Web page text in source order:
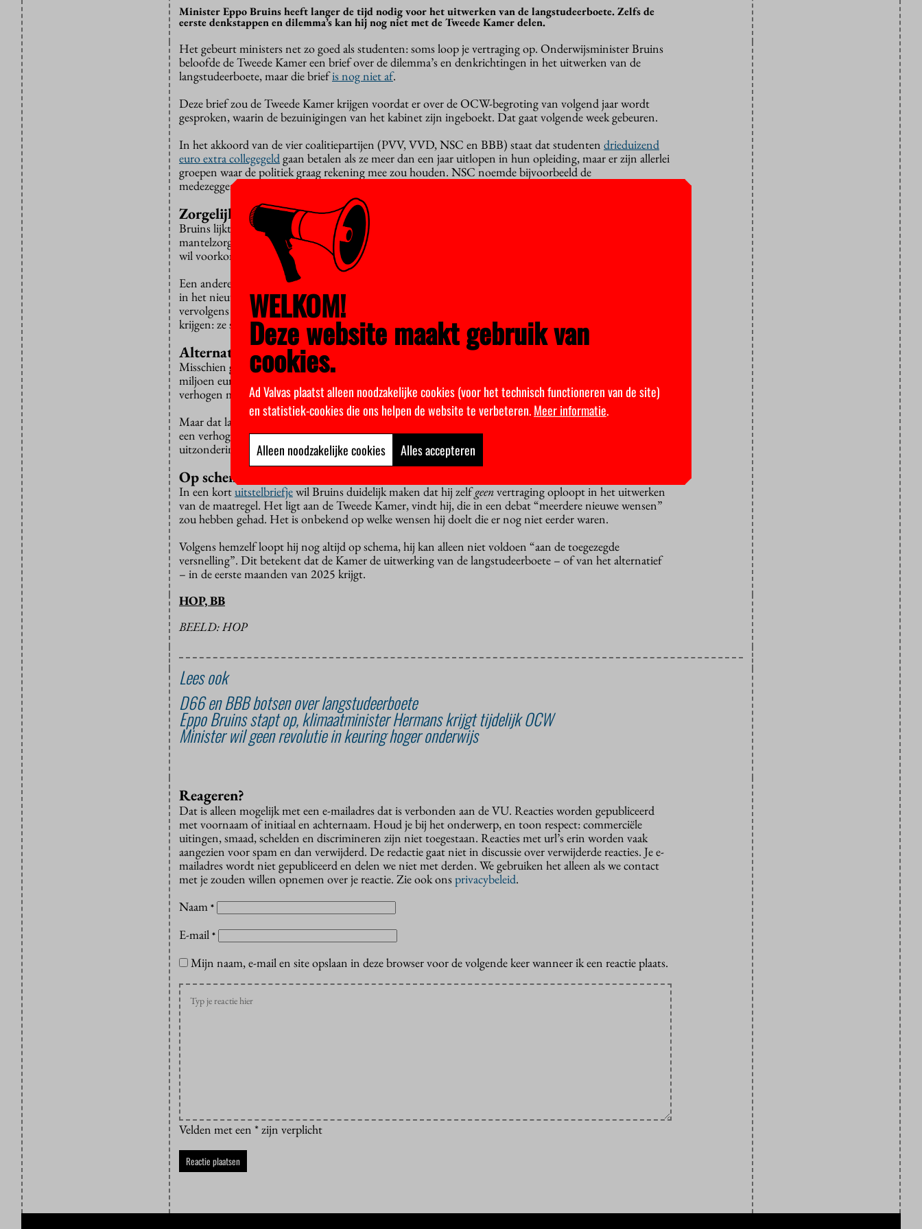
Minister Eppo Bruins heeft langer de tijd nodig voor het uitwerken van de langstudeerboete. Zelfs de
eerste denkstappen en dilemma’s kan hij nog niet met de Tweede Kamer delen.
Het gebeurt ministers net zo goed als studenten: soms loop je vertraging op. Onderwijsminister Bruins
beloofde de Tweede Kamer een brief over de dilemma’s en denkrichtingen in het uitwerken van de
langstudeerboete, maar die briefis nog niet af.
Deze brief zou de Tweede Kamer krijgen voordat er over de OCW-begroting van volgend jaar wordt
gesproken, waarin de bezuinigingen van het kabinet zijn ingeboekt. Dat gaat volgende week gebeuren.
In het akkoord van de vier coalitiepartijen (PVV, VVD, NSC en BBB) staat dat studenten drieduizend
euro extra collegegeld gaan betalen als ze meer dan een jaar uitlopen in hun opleiding, maar er zijn allerlei
groepen waar de politiek graag rekening mee zou houden. NSC noemde bijvoorbeeld de
medezeggenschappers.
Zorgelijke verhalen
Bruins lijkt zelf ook met de boete in zijn maag te zitten. Hij hoorde “echt zorgelijke verhalen” van
mantelzorgers en studenten uit armere gezinnen, die vaker dan anderen studievertraging oplopen. Hij
wil voorkomen dat zijn beleid “disproportioneel en hardvochtig” uitpakt.
Een andere veelvoorkomende oorzaak van studievertraging is een verkeerde studiekeuze. Gisteren kwam
in het nieuws dat prinses Alexia van opleiding is gewisseld; het kan iedereen overkomen. Als ze
vervolgens iets langer over haar scriptie doet, dan is ze al een langstudeerder. (Een boete zal ze niet
krijgen: ze studeert in Engeland.)
Alternatief
Misschien gaat de hele boete niet door. Bruins zoekt naar een
miljoen euro per jaar, bleek eerder deze maand. Een van de mogelijkheden: het collegegeld voor iedereen
verhogen met zo’n 350 euro. Of hij gooit alleen het collegegeld voor buitenlandse studenten omhoog.
Maar dat laatste is vrijwel onmogelijk als ze uit Europa komen. Je zou het dan indirect moeten doen met
een verhoging van het collegegeld voor anderstalige opleidingen – en dan misschien weer een
uitzondering voor bèta en techniek?
Op schema
In een kortuitstelbriefjewil Bruins duidelijk maken dat hij zelfgeenvertraging oploopt in het uitwerken
van de maatregel. Het ligt aan de Tweede Kamer, vindt hij, die in een debat “meerdere nieuwe wensen”
zou hebben gehad. Het is onbekend op welke wensen hij doelt die er nog niet eerder waren.
Volgens hemzelf loopt hij nog altijd op schema, hij kan alleen niet voldoen “aan de toegezegde
versnelling”. Dit betekent dat de Kamer de uitwerking van de langstudeerboete – of van het alternatief
– in de eerste maanden van 2025 krijgt.
HOP, BB
BEELD: HOP
Lees ook
D66 en BBB botsen over langstudeerboete
Eppo Bruins stapt op, klimaatminister Hermans krijgt tijdelijk OCW
Minister wil geen revolutie in keuring hoger onderwijs
Reageren?
Dat is alleen mogelijk met een e-mailadres dat is verbonden aan de VU. Reacties worden gepubliceerd
met voornaam of initiaal en achternaam. Houd je bij het onderwerp, en toon respect: commerciële
uitingen, smaad, schelden en discrimineren zijn niet toegestaan. Reacties met url’s erin worden vaak
aangezien voor spam en dan verwijderd. De redactie gaat niet in discussie over verwijderde reacties. Je e-
mailadres wordt niet gepubliceerd en delen we niet met derden. We gebruiken het alleen als we contact
met je zouden willen opnemen over je reactie. Zie ook onsprivacybeleid.
Naam *
E-mail *
Mijn naam, e-mail en site opslaan in deze browser voor de volgende keer wanneer ik een reactie plaats.
Velden met een * zijn verplicht
WELKOM!
Deze website maakt gebruik van
cookies.
Ad Valvas plaatst alleen noodzakelijke cookies (voor het technisch functioneren van de site)
en statistiek-cookies die ons helpen de website te verbeteren.Meer informatie.
Alleen noodzakelijke cookies Alles accepteren